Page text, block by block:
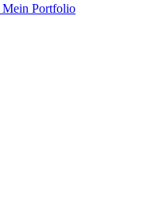
Mein Portfolio